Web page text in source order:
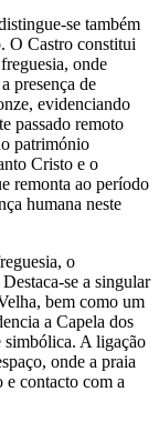
se também
O Castro constitui
onde
presença de
evidenciando
passado remoto
património
Cristo e o
remonta ao período
humana neste
o
se a singular
bem como um
a Capela dos
simbólica. A ligação
onde a praia
contacto com a